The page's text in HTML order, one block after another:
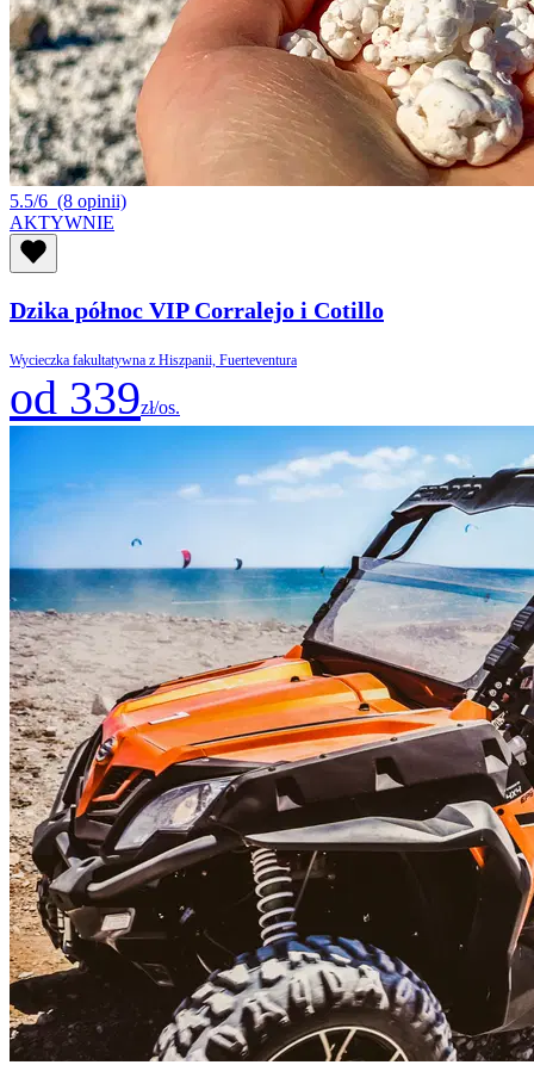
5.5/6 (8 opinii)
AKTYWNIE
Dzika północ VIP Corralejo i Cotillo
Wycieczka fakultatywna z Hiszpanii, Fuerteventura
od 339zł/os.